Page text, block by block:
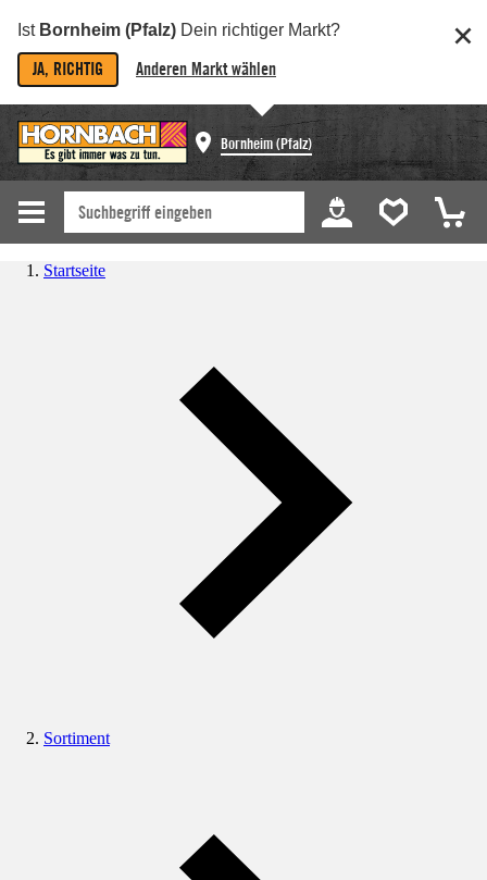
Ist Bornheim (Pfalz) Dein richtiger Markt?
JA, RICHTIG Anderen Markt wählen
Bornheim (Pfalz)
Startseite
Sortiment